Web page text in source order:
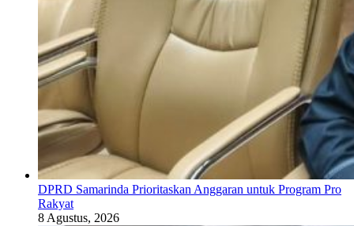
DPRD Samarinda Prioritaskan Anggaran untuk Program Pro
Rakyat
8 Agustus, 2026